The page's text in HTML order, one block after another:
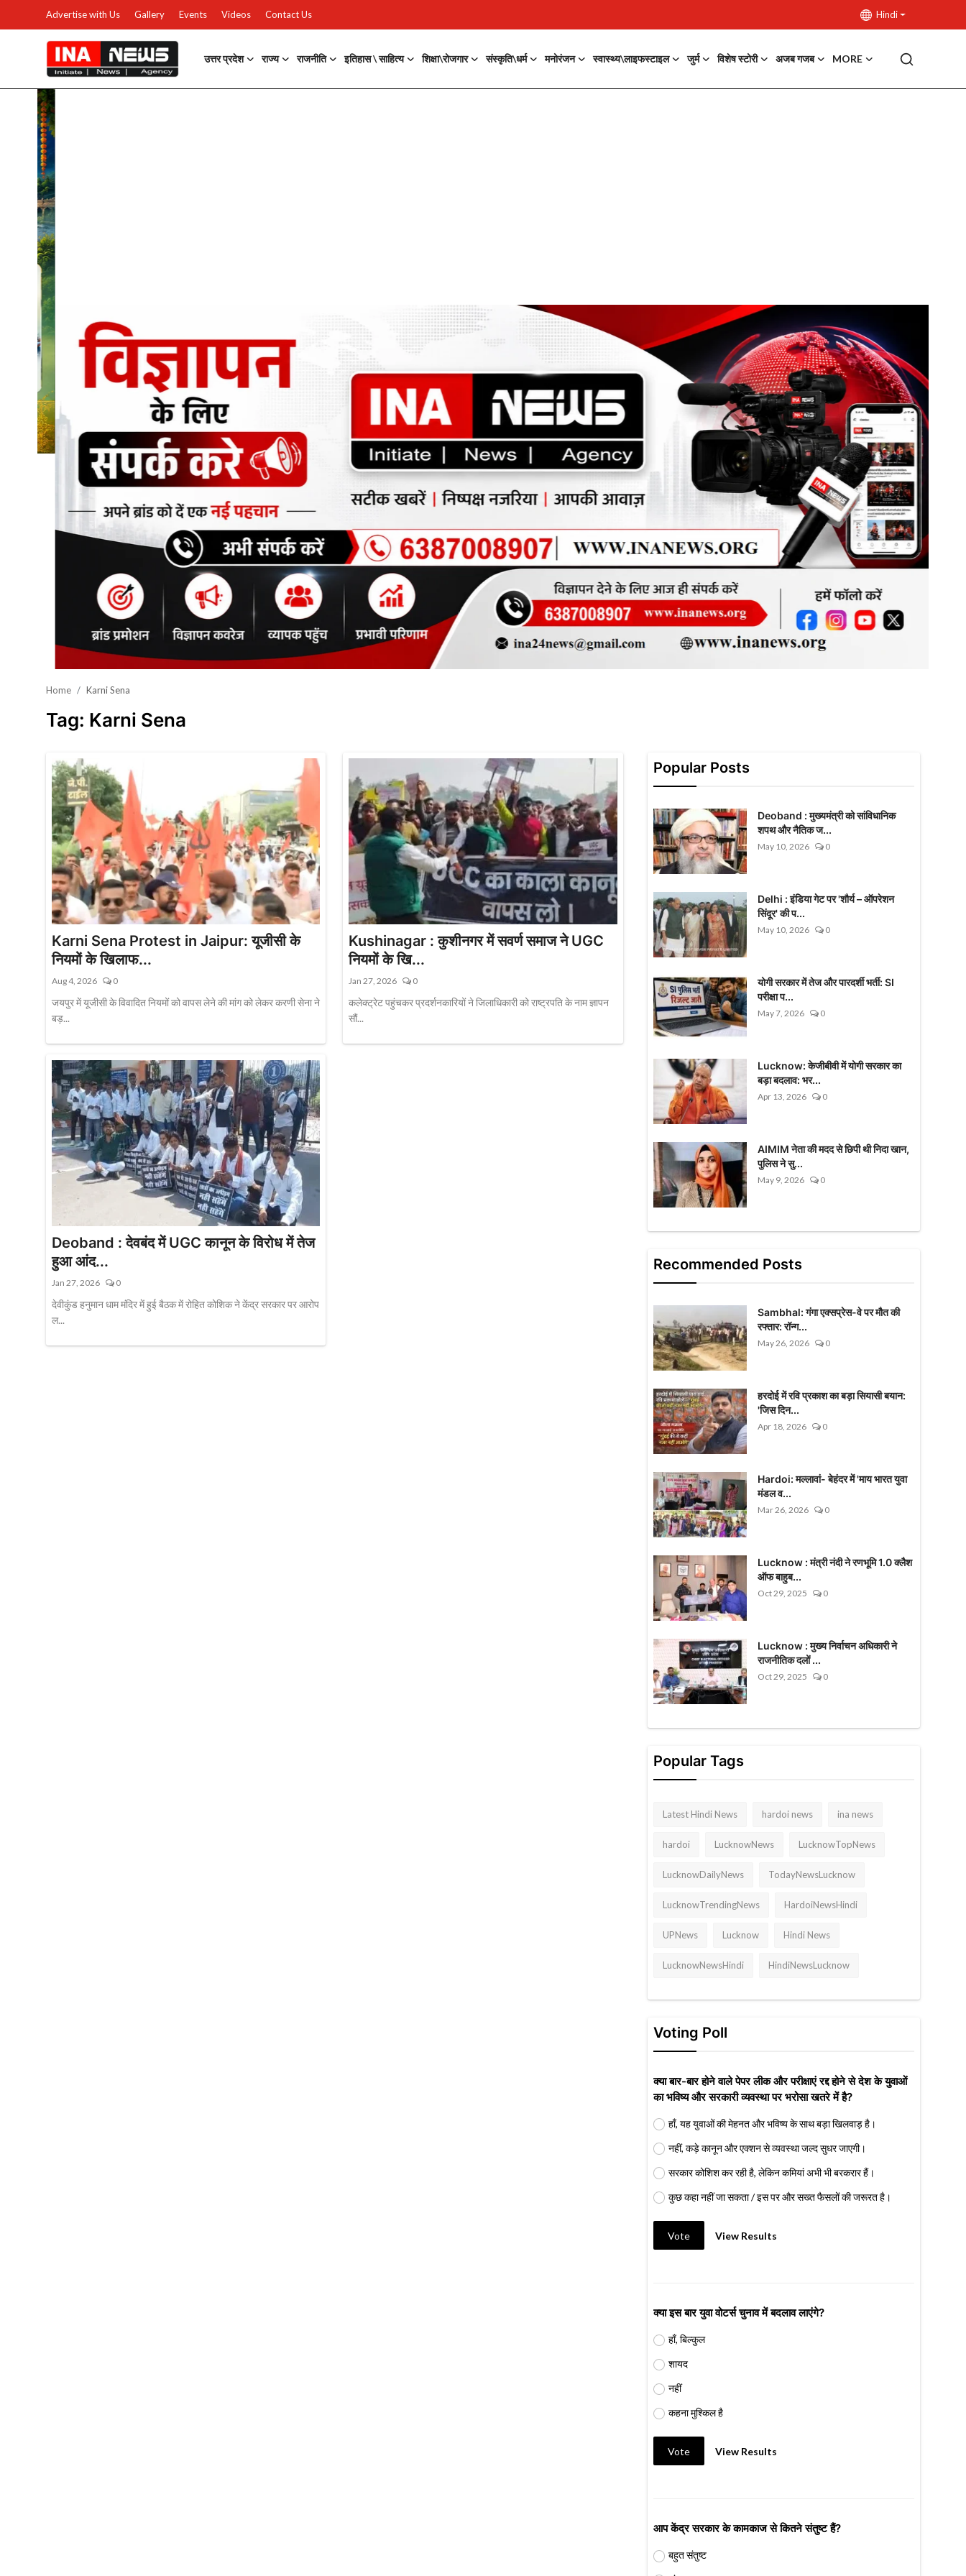
Advertise with Us Gallery Events Videos Contact Us Hindi
उत्तर प्रदेश राज्य राजनीति इतिहास \ साहित्य शिक्षा\रोजगार संस्कृति\धर्म मनोरंजन स्वास्थ्य\लाइफस्टाइल जुर्म विशेष स्टोरी अजब गजब MORE
उत्तर प्रदेश
Advertise with Us
Events
Gallery
राजनीति
Contacts
इतिहास \ साहित्य
शिक्षा\रोजगार
संस्कृति\धर्म
मनोरंजन
स्वास्थ्य\लाइफस्टाइल
अजब गजब
टेक्नोलॉजी / बिजनेस
वायरल न्यूज़
Home Karni Sena
Tag: Karni Sena
Karni Sena Protest in Jaipur: यूजीसी के
नियमों के खिलाफ...
Aug 4, 2026 0
जयपुर में यूजीसी के विवादित नियमों को वापस लेने की मांग को लेकर करणी सेना ने
बड़...
Kushinagar : कुशीनगर में सवर्ण समाज ने UGC
नियमों के खि...
Jan 27, 2026 0
कलेक्ट्रेट पहुंचकर प्रदर्शनकारियों ने जिलाधिकारी को राष्ट्रपति के नाम ज्ञापन
सौं...
Deoband : देवबंद में UGC कानून के विरोध में तेज
हुआ आंद...
Jan 27, 2026 0
देवीकुंड हनुमान धाम मंदिर में हुई बैठक में रोहित कोशिक ने केंद्र सरकार पर आरोप
ल...
Popular Posts
Deoband : मुख्यमंत्री को सांविधानिक
शपथ और नैतिक ज...
May 10, 2026 0
Delhi : इंडिया गेट पर 'शौर्य – ऑपरेशन
सिंदूर' की प...
May 10, 2026 0
योगी सरकार में तेज और पारदर्शी भर्ती: SI
परीक्षा प...
May 7, 2026 0
Lucknow: केजीबीवी में योगी सरकार का
बड़ा बदलाव: भर...
Apr 13, 2026 0
AIMIM नेता की मदद से छिपी थी निदा खान,
पुलिस ने सु...
May 9, 2026 0
Recommended Posts
Sambhal: गंगा एक्सप्रेस-वे पर मौत की
रफ्तार: रॉन्ग...
May 26, 2026 0
हरदोई में रवि प्रकाश का बड़ा सियासी बयान:
'जिस दिन...
Apr 18, 2026 0
Hardoi: मल्लावां- बेहंदर में 'माय भारत युवा
मंडल व...
Mar 26, 2026 0
Lucknow : मंत्री नंदी ने रणभूमि 1.0 क्लैश
ऑफ बाहुब...
Oct 29, 2025 0
Lucknow : मुख्य निर्वाचन अधिकारी ने
राजनीतिक दलों ...
Oct 29, 2025 0
Popular Tags
Latest Hindi News hardoi news ina news
hardoi LucknowNews LucknowTopNews
LucknowDailyNews TodayNewsLucknow
LucknowTrendingNews HardoiNewsHindi
UPNews Lucknow Hindi News
LucknowNewsHindi HindiNewsLucknow
Voting Poll
क्या बार-बार होने वाले पेपर लीक और परीक्षाएं रद्द होने से देश के युवाओं
का भविष्य और सरकारी व्यवस्था पर भरोसा खतरे में है?
हाँ, यह युवाओं की मेहनत और भविष्य के साथ बड़ा खिलवाड़ है।
नहीं, कड़े कानून और एक्शन से व्यवस्था जल्द सुधर जाएगी।
सरकार कोशिश कर रही है, लेकिन कमियां अभी भी बरकरार हैं।
कुछ कहा नहीं जा सकता / इस पर और सख्त फैसलों की जरूरत है।
Vote View Results
क्या इस बार युवा वोटर्स चुनाव में बदलाव लाएंगे?
हाँ, बिल्कुल
शायद
नहीं
कहना मुश्किल है
Vote View Results
आप केंद्र सरकार के कामकाज से कितने संतुष्ट हैं?
बहुत संतुष्ट